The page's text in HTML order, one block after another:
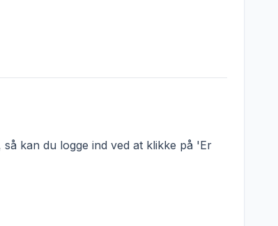
kan du logge ind ved at klikke på 'Er